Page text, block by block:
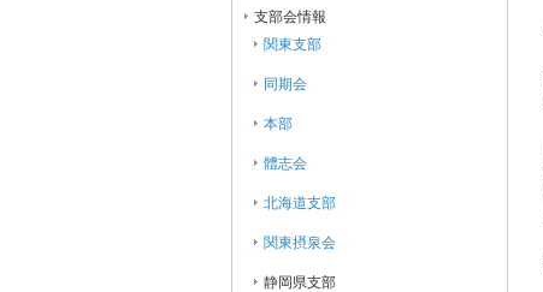
支部会情報
関東支部
同期会
本部
體志会
北海道支部
関東摂泉会
静岡県支部